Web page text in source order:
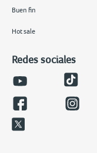
Buen fin
Hot sale
Redes sociales